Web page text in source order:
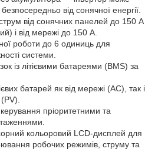
від сонячної енергії.
від сонячних панелей до 150 А
і від мережі до 150 А.
роботи до 6 одиниць для
системи.
із літієвими батареями (BMS) за
батарей як від мережі (AC), так і
пріоритетними та
кольоровий LCD-дисплей для
робочих режимів, струму та